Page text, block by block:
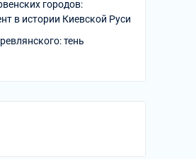
городов:
в истории Киевской Руси
тень